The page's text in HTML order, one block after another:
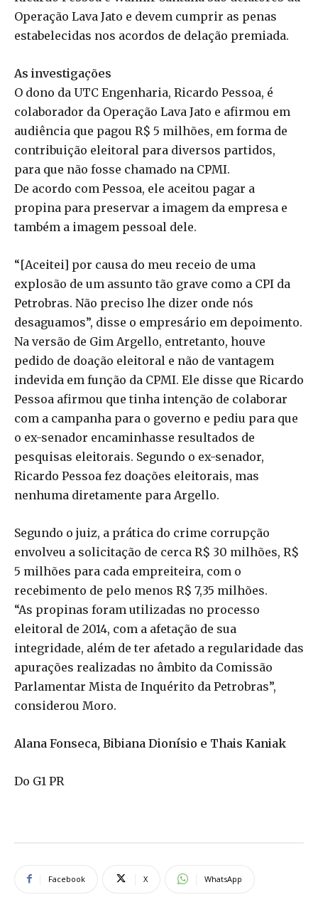
Operação Lava Jato e devem cumprir as penas
estabelecidas nos acordos de delação premiada.
As investigações
O dono da UTC Engenharia, Ricardo Pessoa, é
colaborador da Operação Lava Jato e afirmou em
audiência que pagou R$ 5 milhões, em forma de
contribuição eleitoral para diversos partidos,
para que não fosse chamado na CPMI.
De acordo com Pessoa, ele aceitou pagar a
propina para preservar a imagem da empresa e
também a imagem pessoal dele.
“[Aceitei] por causa do meu receio de uma
explosão de um assunto tão grave como a CPI da
Petrobras. Não preciso lhe dizer onde nós
desaguamos”, disse o empresário em depoimento.
Na versão de Gim Argello, entretanto, houve
pedido de doação eleitoral e não de vantagem
indevida em função da CPMI. Ele disse que Ricardo
Pessoa afirmou que tinha intenção de colaborar
com a campanha para o governo e pediu para que
o ex-senador encaminhasse resultados de
pesquisas eleitorais. Segundo o ex-senador,
Ricardo Pessoa fez doações eleitorais, mas
nenhuma diretamente para Argello.
Segundo o juiz, a prática do crime corrupção
envolveu a solicitação de cerca R$ 30 milhões, R$
5 milhões para cada empreiteira, com o
recebimento de pelo menos R$ 7,35 milhões.
“As propinas foram utilizadas no processo
eleitoral de 2014, com a afetação de sua
integridade, além de ter afetado a regularidade das
apurações realizadas no âmbito da Comissão
Parlamentar Mista de Inquérito da Petrobras”,
considerou Moro.
Alana Fonseca, Bibiana Dionísio e Thais Kaniak
Do G1 PR
Facebook X WhatsApp